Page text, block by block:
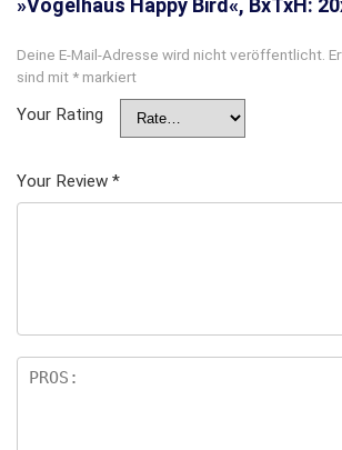
»Vogelhaus Happy Bird«, BxTxH:
Deine E-Mail-Adresse wird nicht veröffentlicht.
sind mit * markiert
Your Rating
Your Review *